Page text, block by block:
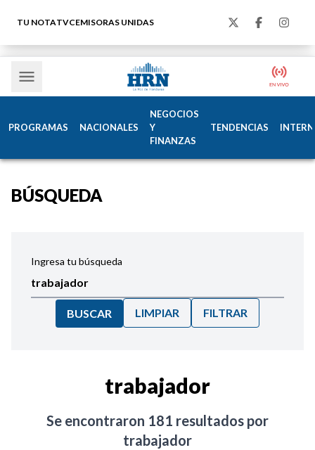
TU NOTATVCEMISORAS UNIDAS
PROGRAMAS NACIONALES
NEGOCIOS
Y
FINANZAS
TENDENCIAS
BÚSQUEDA
Ingresa tu búsqueda
BUSCAR LIMPIAR FILTRAR
trabajador
Se encontraron 181 resultados por
trabajador